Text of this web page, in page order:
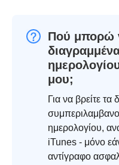
Πού μπορώ
μου;
Για να βρείτε τα
ημερολογίου,
iTunes - μόνο
αντίγραφο